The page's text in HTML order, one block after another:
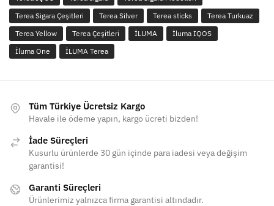
Terea Sigara Çeşitleri
Terea Silver Terea sticks
Terea Turkuaz
Terea Yellow
Terea Çeşitleri İLUMA
İluma IQOS
İluma One
İLUMA Terea
Tüm Türkiye Ücretsiz Kargo
Havale ile ödeme yapın, kargo ücreti bizden!
İade Süreçleri
Kusurlu ürünlerde 30 gün içinde para iadesi veya değişim
garantisi!
Garanti Süreçleri
Ürünlerimiz yalnızca firma garantisi altındadır.